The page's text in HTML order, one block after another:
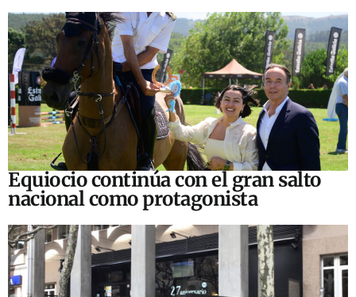
Equiocio continúa con el gran salto
nacional como protagonista